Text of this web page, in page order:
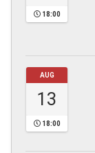
18:00
AUG
13
18:00